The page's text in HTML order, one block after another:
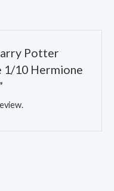
Potter
1/10 Hermione